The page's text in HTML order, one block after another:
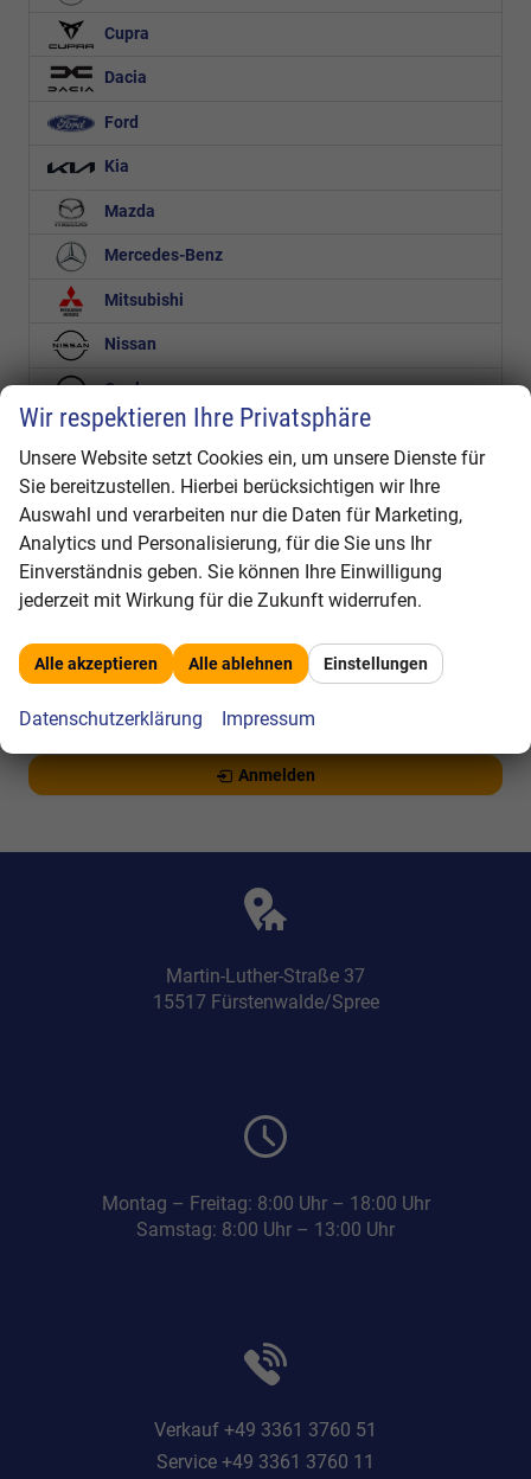
Cupra
Dacia
Ford
Kia
Mazda
Mercedes-Benz
Mitsubishi
Nissan
Opel
Peugeot
Renault
Seat
Skoda
Toyota
Volkswagen
Geparkte Fahrzeuge (
Anmelden
Martin-Luther-Straße 37
15517 Fürstenwalde/Spree
Montag – Freitag: 8:00 Uhr – 18:00 Uhr
Samstag: 8:00 Uhr – 13:00 Uhr
Verkauf +49 3361 3760 51
Service +49 3361 3760 11
Wir respektieren Ihre Privatsphäre
Unsere Website setzt Cookies ein, um unsere Dienste für
Sie bereitzustellen. Hierbei berücksichtigen wir Ihre
Auswahl und verarbeiten nur die Daten für Marketing,
Analytics und Personalisierung, für die Sie uns Ihr
Einverständnis geben. Sie können Ihre Einwilligung
jederzeit mit Wirkung für die Zukunft widerrufen.
Alle akzeptieren Alle ablehnen Einstellungen
Datenschutzerklärung Impressum